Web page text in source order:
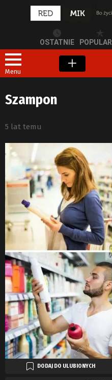
OSTATNIE
Menu
Szampon
5 lat temu
DODAJ DO ULUBIONYCH